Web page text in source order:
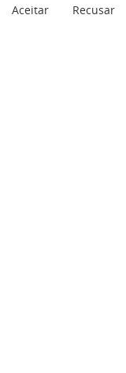
Aceitar
Recusar